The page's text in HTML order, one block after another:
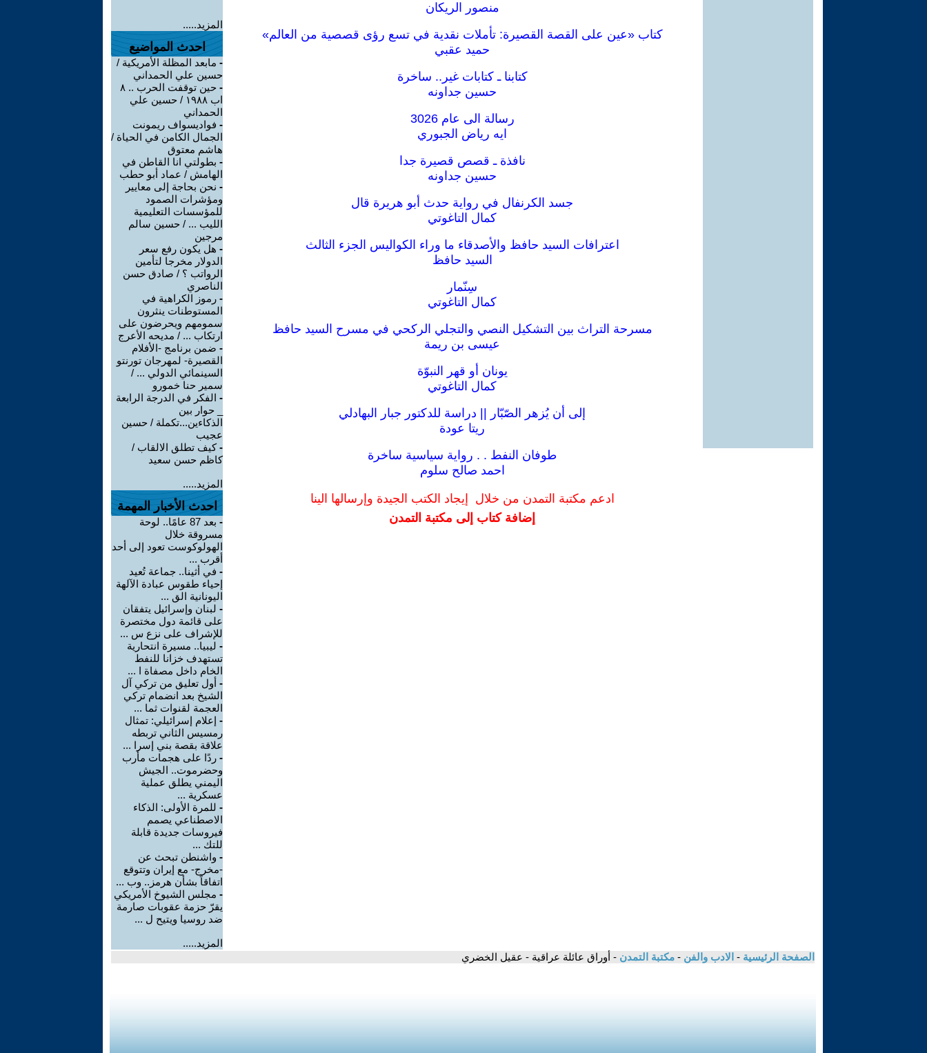
منصور الريكان
كتاب «عين على القصة القصيرة: تأملات نقدية في تسع رؤى قصصية من العالم»
حميد عقبي
كتابنا ـ كتابات غير.. ساخرة
حسين جداونه
رسالة الى عام 3026
ايه رياض الجبوري
نافذة ـ قصص قصيرة جدا
حسين جداونه
جسد الكرنفال في رواية حدث أبو هريرة قال
كمال التاغوتي
اعترافات السيد حافظ والأصدقاء ما وراء الكواليس الجزء الثالث
السيد حافظ
سِنّمار
كمال التاغوتي
مسرحة التراث بين التشكيل النصي والتجلي الركحي في مسرح السيد حافظ
عيسى بن ريمة
يونان أو قهر النبوّة
كمال التاغوتي
إلى أن يُزهر الصّبّار || دراسة للدكتور جبار البهادلي
ريتا عودة
طوفان النفط . . رواية سياسية ساخرة
احمد صالح سلوم
ادعم مكتبة التمدن من خلال إيجاد الكتب الجيدة وإرسالها الينا
إضافة كتاب إلى مكتبة التمدن
المزيد.....
احدث المواضيع
- مابعد المظلة الأمريكية /
حسين علي الحمداني
-
حين توقفت الحرب .. ٨
اب ١٩٨٨ / حسين علي
الحمداني
- فواديسواف ريمونت
الجمال الكامن في الحياة /
هاشم معتوق
- بطولتي انا القاطن في
الهامش / عماد أبو حطب
- نحن بحاجة إلى معايير
ومؤشرات الصمود
للمؤسسات التعليمية
الليب ... / حسين سالم
مرجين
- هل يكون رفع سعر
الدولار مخرجا لتأمين
الرواتب ؟ / صادق حسن
الناصري
- رموز الكراهية في
المستوطنات ينثرون
سمومهم ويحرضون على
ارتكاب ... / مديحه الأعرج
- ضمن برنامج -الأفلام
القصيرة- لمهرجان تورنتو
السينمائي الدولي ... /
سمير حنا خمورو
- الفكر في الدرجة الرابعة
_ حوار بين
الذكاءين...تكملة / حسين
عجيب
-كيف تطلق الالقاب /
كاظم حسن سعيد
المزيد.....
احدث الأخبار المهمة
-
بعد 87 عامًا.. لوحة
مسروقة خلال
الهولوكوست تعود إلى أحد
أقرب ...
- في أثينا.. جماعة تُعيد
إحياء طقوس عبادة الآلهة
اليونانية الق ...
- لبنان وإسرائيل يتفقان
على قائمة دول مختصرة
للإشراف على نزع س ...
- ليبيا.. مسيرة انتحارية
تستهدف خزانا للنفط
الخام داخل مصفاة ا ...
- أول تعليق من تركي آل
الشيخ بعد انضمام تركي
العجمة لقنوات ثما ...
- إعلام إسرائيلي: تمثال
رمسيس الثاني تربطه
علاقة بقصة بني إسرا ...
- ردًا على هجمات مأرب
وحضرموت.. الجيش
اليمني يطلق عملية
عسكرية ...
- للمرة الأولى: الذكاء
الاصطناعي يصمم
فيروسات جديدة قابلة
للتك ...
- واشنطن تبحث عن
-مخرج- مع إيران وتتوقع
اتفاقاً بشأن هرمز.. وب ...
- مجلس الشيوخ الأمريكي
يقرّ حزمة عقوبات صارمة
ضد روسيا ويتيح ل ...
المزيد.....
الصفحة الرئيسية - الادب والفن - مكتبة التمدن - أوراق عائلة عراقية - عقيل الخضري